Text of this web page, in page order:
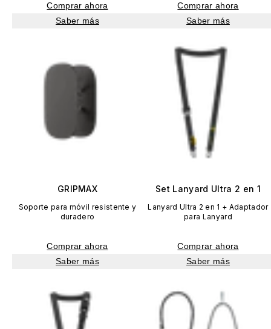
Comprar ahora
Saber más
Comprar ahora
Saber más
GRIPMAX
Soporte para móvil resistente y
duradero
Comprar ahora
Saber más
Set Lanyard Ultra 2 en 1
Lanyard Ultra 2 en 1 + Adaptador
para Lanyard
Comprar ahora
Saber más